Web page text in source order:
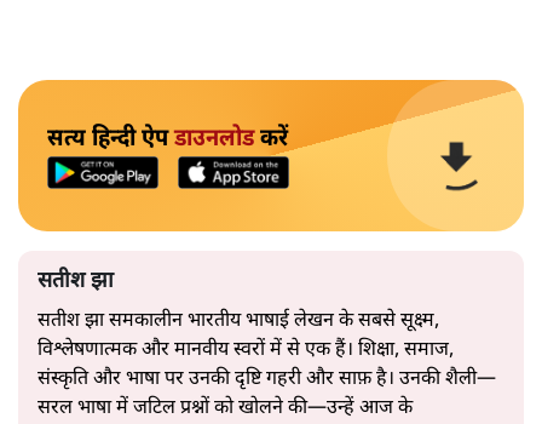
सत्य हिन्दी ऐपडाउनलोडकरें
सतीश झा
सतीश झा समकालीन भारतीय भाषाई लेखन के सबसे सूक्ष्म,
विश्लेषणात्मक और मानवीय स्वरों में से एक हैं। शिक्षा, समाज,
संस्कृति और भाषा पर उनकी दृष्टि गहरी और साफ़ है। उनकी शैली—
सरल भाषा में जटिल प्रश्नों को खोलने की—उन्हें आज के